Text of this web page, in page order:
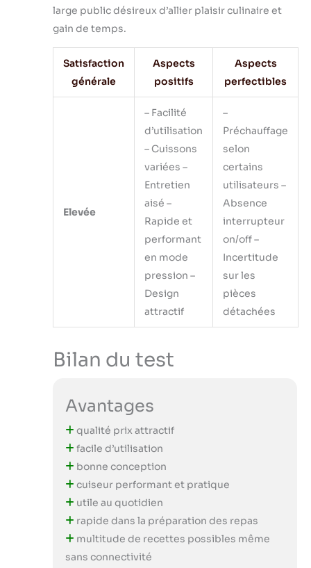
large public désireux d’allier plaisir culinaire et
gain de temps.
Satisfaction
générale
Aspects
positifs
Aspects
perfectibles
Elevée
– Facilité
d’utilisation
– Cuissons
variées –
Entretien
aisé –
Rapide et
performant
en mode
pression –
Design
attractif
–
Préchauffage
selon
certains
utilisateurs –
Absence
interrupteur
on/off –
Incertitude
sur les
pièces
détachées
Bilan du test
Avantages
qualité prix attractif
facile d’utilisation
bonne conception
cuiseur performant et pratique
utile au quotidien
rapide dans la préparation des repas
multitude de recettes possibles même
sans connectivité